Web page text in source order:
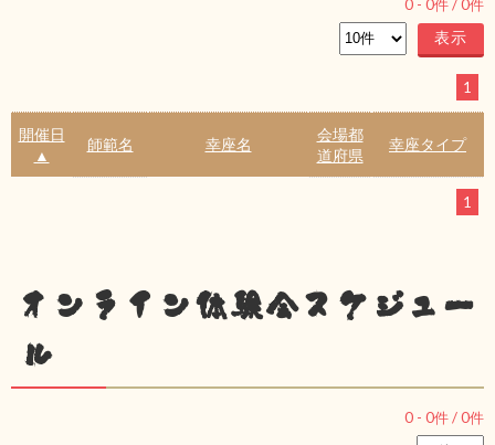
0 - 0件 /0件
1
開催日
▲
師範名 幸座名
会場都
道府県
幸座タイプ
1
オンライン体験会スケジュー
ル
0 - 0件 /0件